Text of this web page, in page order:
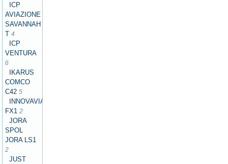
ICP
AVIAZIONE
SAVANNAH
T 4
ICP
VENTURA
6
IKARUS
COMCO
C42 5
INNOVAVIATION
FX1 2
JORA
SPOL
JORA LS1
2
JUST